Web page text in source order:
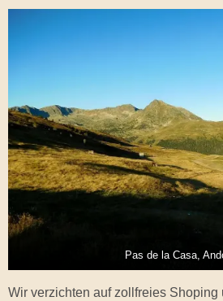
Pas de la Casa,
Wir verzichten auf zollfreies Shoping